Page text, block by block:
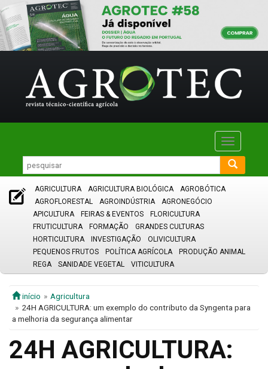
Toggle
AGRICULTURA AGRICULTURA BIOLÓGICA
AGROBÓTICA
AGROFLORESTAL
AGROINDÚSTRIA
AGRONEGÓCIO
APICULTURA
FEIRAS & EVENTOS
FLORICULTURA
FRUTICULTURA
FORMAÇÃO
GRANDES CULTURAS
HORTICULTURA
INVESTIGAÇÃO
OLIVICULTURA
PEQUENOS FRUTOS
POLÍTICA AGRÍCOLA
PRODUÇÃO ANIMAL
REGA
SANIDADE VEGETAL VITICULTURA
início
Agricultura
24H AGRICULTURA: um exemplo do contributo da Syngenta para
a melhoria da segurança alimentar
24H AGRICULTURA: